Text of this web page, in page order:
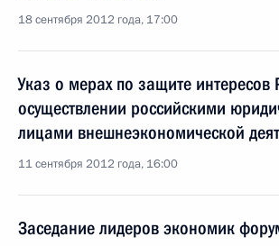
18 сентября 2012 года, 17:00
Указ о мерах по защите интересов
осуществлении российскими
лицами внешнеэкономической
11 сентября 2012 года, 16:00
Заседание лидеров экономик